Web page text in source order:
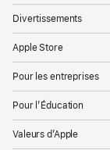
Divertissements
Apple Store
Pour les entreprises
Pour l’Éducation
Valeurs d’Apple